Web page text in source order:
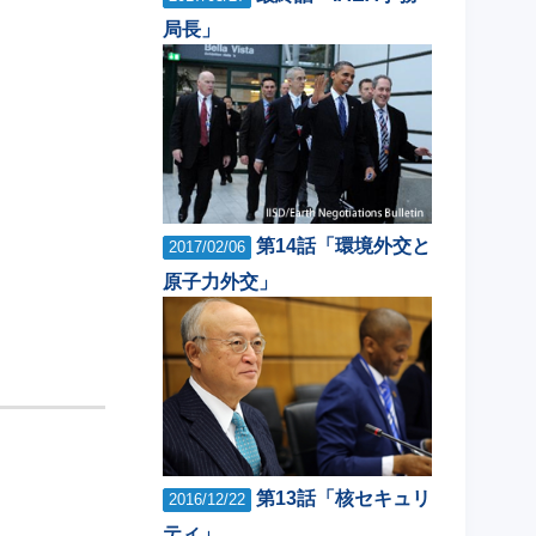
局長」
2017/02/06 第14話「環境外交と
原子力外交」
2016/12/22 第13話「核セキュリ